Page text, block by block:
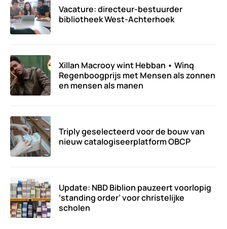
Vacature: directeur-bestuurder
bibliotheek West-Achterhoek
Xillan Macrooy wint Hebban • Winq
Regenboogprijs met Mensen als zonnen
en mensen als manen
Triply geselecteerd voor de bouw van
nieuw catalogiseerplatform OBCP
Update: NBD Biblion pauzeert voorlopig
‘standing order’ voor christelijke
scholen